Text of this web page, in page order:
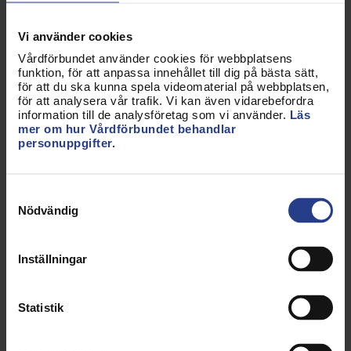
Vi använder cookies
Vårdförbundet använder cookies för webbplatsens
funktion, för att anpassa innehållet till dig på bästa sätt,
för att du ska kunna spela videomaterial på webbplatsen,
för att analysera vår trafik. Vi kan även vidarebefordra
information till de analysföretag som vi använder. Läs
mer om hur Vårdförbundet behandlar
personuppgifter.
Nödvändig
Inställningar
Statistik
konsekvensutredningen att korta ner
utbildningsinnehåll. I nuläget är det svårt att med
säkerhet tyda vilket innehåll som kvarstår vid en
förändring från 50 yhp till 40 yhp. Vi kan inte jämka
på utbildningsinnehåll för att anpassa en
specialistutbildning inom omställningsavtalet.
inom vård och omsorg av äldre. Undersköterska
utbildning på gymnasie- och yrkeshögskolenivå –
viktigt att den specialistutbildade undersköterskan
självständig yrkesroll.